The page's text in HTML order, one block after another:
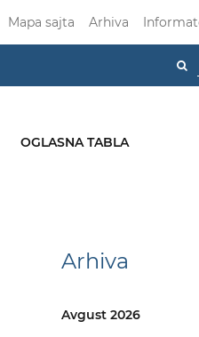
Mapa sajta Arhiva
OGLASNA TABLA
Arhiva
Avgust 2026